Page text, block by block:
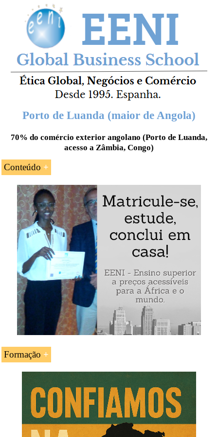
Porto de Luanda (maior de Angola)
70% do comércio exterior angolano (Porto de Luanda,
acesso a Zâmbia, Congo)
Conteúdo
Introdução ao Porto de Luanda (
As principais características do Porto de Luanda
O acesso a Zâmbia e à República Democrática do
Congo
Porto de Luanda (Angola):
Formação
Porto de Luanda (Angola)»
é estudada nos
seguintes programas ministrados pela EENI Global
Business School:
Cursos de Logística :Transporte na África,transporte
marítimo.